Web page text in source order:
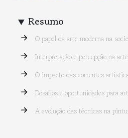
Resumo
O papel da arte moderna na
Interpretação e percepção na
O impacto das correntes
Desafios e oportunidades para
A evolução das técnicas na